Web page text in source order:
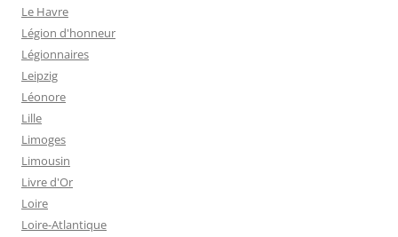
Le Havre
Légion d'honneur
Légionnaires
Leipzig
Léonore
Lille
Limoges
Limousin
Livre d'Or
Loire
Loire-Atlantique